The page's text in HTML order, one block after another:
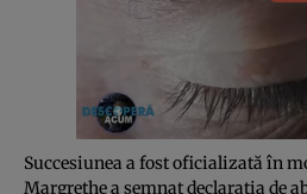
Succesiunea a fost oficializată în
Margrethe a semnat declarația de